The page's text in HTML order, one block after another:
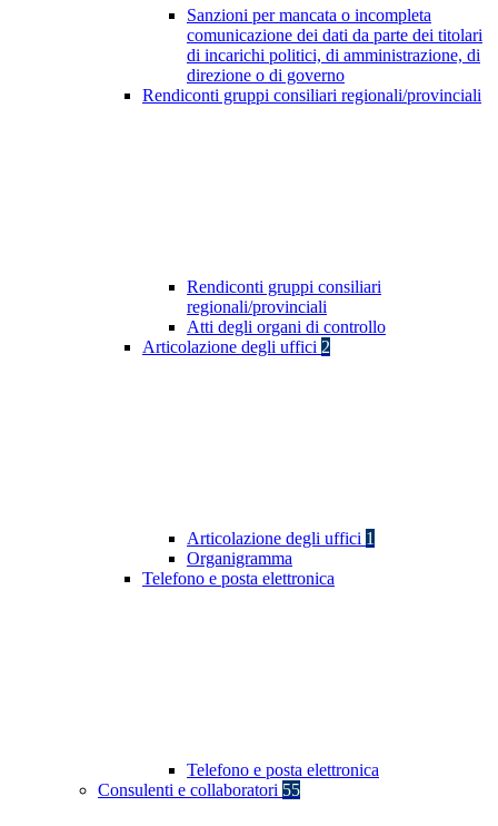
Sanzioni per mancata o incompleta
comunicazione dei dati da parte dei titolari
di incarichi politici, di amministrazione, di
direzione o di governo
Rendiconti gruppi consiliari regionali/provinciali
Rendiconti gruppi consiliari
regionali/provinciali
Atti degli organi di controllo
Articolazione degli uffici 2
Articolazione degli uffici 1
Organigramma
Telefono e posta elettronica
Telefono e posta elettronica
Consulenti e collaboratori 55